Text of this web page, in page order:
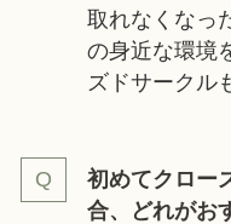
取れなくなっ
の身近な環境
ズドサークル
初めてクロー
合、どれがお